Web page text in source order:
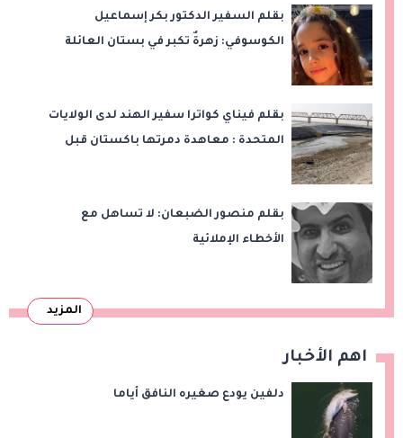
بقلم السفير الدكتور بكر إسماعيل
الكوسوفي: زهرةٌ تكبر في بستان العائلة
بقلم فيناي كواترا سفير الهند لدى الولايات
المتحدة : معاهدة دمرتها باكستان قبل
بقلم منصور الضبعان: لا تساهل مع
الأخطاء الإملائية
المزيد
اهم الأخبار
دلفين يودع صغيره النافق أياما